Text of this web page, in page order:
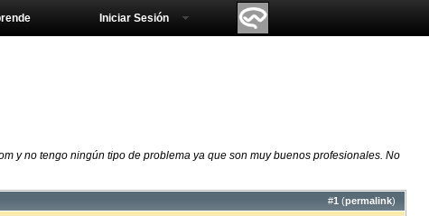
Iniciar Sesión
y no tengo ningún tipo de problema ya que son muy buenos profesionales. No
#1 (permalink)